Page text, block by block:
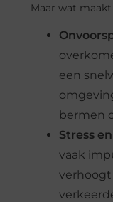
Maar wat
een
bermen
Stress
vaak